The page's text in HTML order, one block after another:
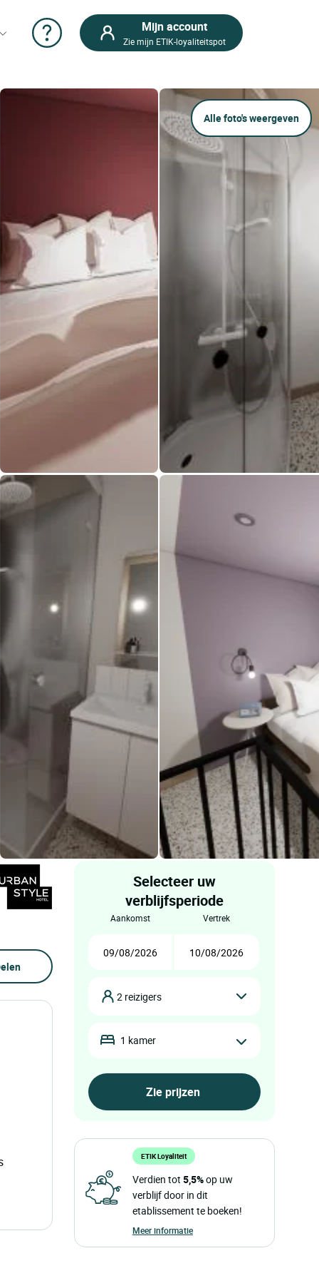
Mijn account
Zie mijn ETIK-loyaliteitspot
Alle foto's weergeven
Selecteer uw
verblijfsperiode
aankomst vertrek
2 reizigers
1 kamer
ETIK Loyaliteit
Verdien tot 5,5%op uw
verblijf door in dit
etablissement te boeken!
Meer informatie